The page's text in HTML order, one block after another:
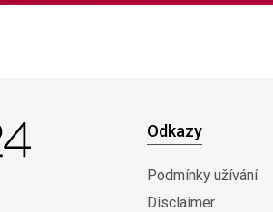
Odkazy
Podmínky užívání
Disclaimer